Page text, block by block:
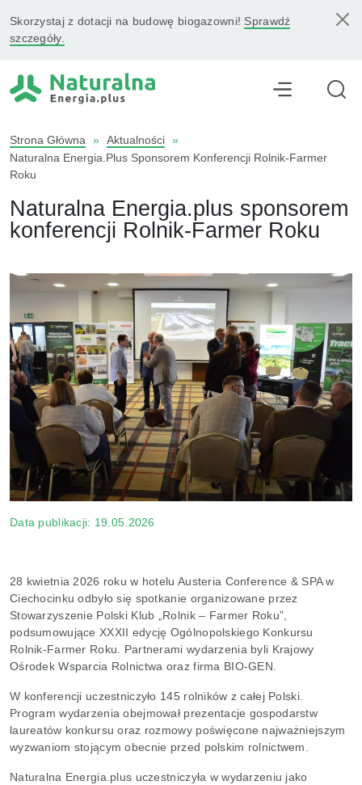
Skorzystaj z dotacji na budowę biogazowni! Sprawdź
szczegóły.
Strona Główna » Aktualności »
Naturalna Energia.plus Sponsorem Konferencji Rolnik-Farmer
Roku
Naturalna Energia.plus sponsorem
konferencji Rolnik-Farmer Roku
Data publikacji: 19.05.2026
28 kwietnia 2026 roku w hotelu Austeria Conference & SPA w
Ciechocinku odbyło się spotkanie organizowane przez
Stowarzyszenie Polski Klub „Rolnik – Farmer Roku”,
podsumowujące XXXII edycję Ogólnopolskiego Konkursu
Rolnik-Farmer Roku. Partnerami wydarzenia byli Krajowy
Ośrodek Wsparcia Rolnictwa oraz firma BIO-GEN.
W konferencji uczestniczyło 145 rolników z całej Polski.
Program wydarzenia obejmował prezentacje gospodarstw
laureatów konkursu oraz rozmowy poświęcone najważniejszym
wyzwaniom stojącym obecnie przed polskim rolnictwem.
Naturalna Energia.plus uczestniczyła w wydarzeniu jako